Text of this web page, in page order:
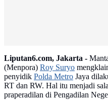
Liputan6.com, Jakarta -
(Menpora) Roy Suryo
penyidik Polda Metro Jaya
RT dan RW. Hal itu menjadi
praperadilan di Pengadilan